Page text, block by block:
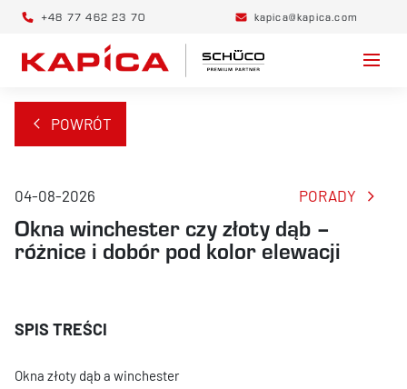
+48 77 462 23 70 kapica@kapica.com
POWRÓT
04-08-2026 PORADY
Okna winchester czy złoty dąb –
różnice i dobór pod kolor elewacji
Okna złoty dąb a winchester